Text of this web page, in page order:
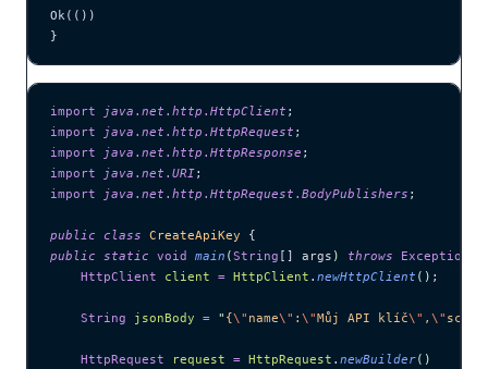
Ok(())
}
import java . net . http . HttpClient ;
import java . net . http . HttpRequest ;
import java . net . http . HttpResponse ;
import java . net . URI;
import java . net . http . HttpRequest . BodyPublishers ;
public class CreateApiKey {
public static void main (String [] args ) throws Exception
    HttpClient
client = HttpClient . newHttpClient () ;
    String
jsonBody = " {\" name\" : \"Můj API klíč\" , \" scope
    HttpRequest
request = HttpRequest . newBuilder()